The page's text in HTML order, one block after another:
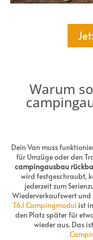
Warum
Dein Van muss
für Umzüge oder den
campingausbau
wird festgeschraubt,
jederzeit zum
Wiederverkaufswert
T6.1 Campingmodul ist
den Platz später für
wieder aus. Das